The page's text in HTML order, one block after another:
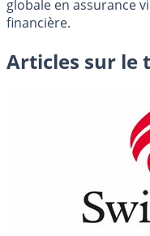
globale en assurance
financière.
Articles sur le